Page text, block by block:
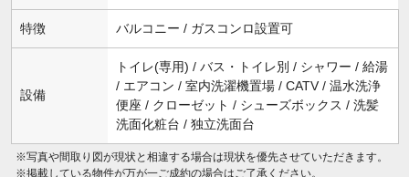
特徴 バルコニー / ガスコンロ設置可
設備
トイレ(専用) / バス・トイレ別 / シャワー / 給湯
/ エアコン / 室内洗濯機置場 / CATV / 温水洗浄
便座 / クローゼット / シューズボックス / 洗髪
洗面化粧台 / 独立洗面台
※写真や間取り図が現状と相違する場合は現状を優先させていただきます。
※掲載している物件が万が一ご成約の場合はご了承ください。